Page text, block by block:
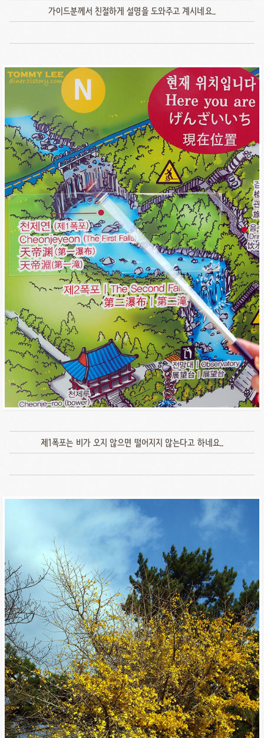
가이드분께서 친절하게 설명을 도와주고 계시네요..
제1폭포는 비가 오지 않으면 떨어지지 않는다고 하네요..